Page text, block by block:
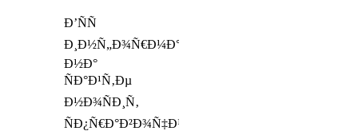
Ð’ÑÑ
Ð¸Ð½Ñ„Ð¾Ñ€Ð¼Ð°Ñ†Ð¸Ñ
Ð½Ð°
ÑÐ°Ð¹Ñ‚Ðµ
Ð½Ð¾ÑÐ¸Ñ‚
ÑÐ¿Ñ€Ð°Ð²Ð¾Ñ‡Ð½Ñ‹Ð¹